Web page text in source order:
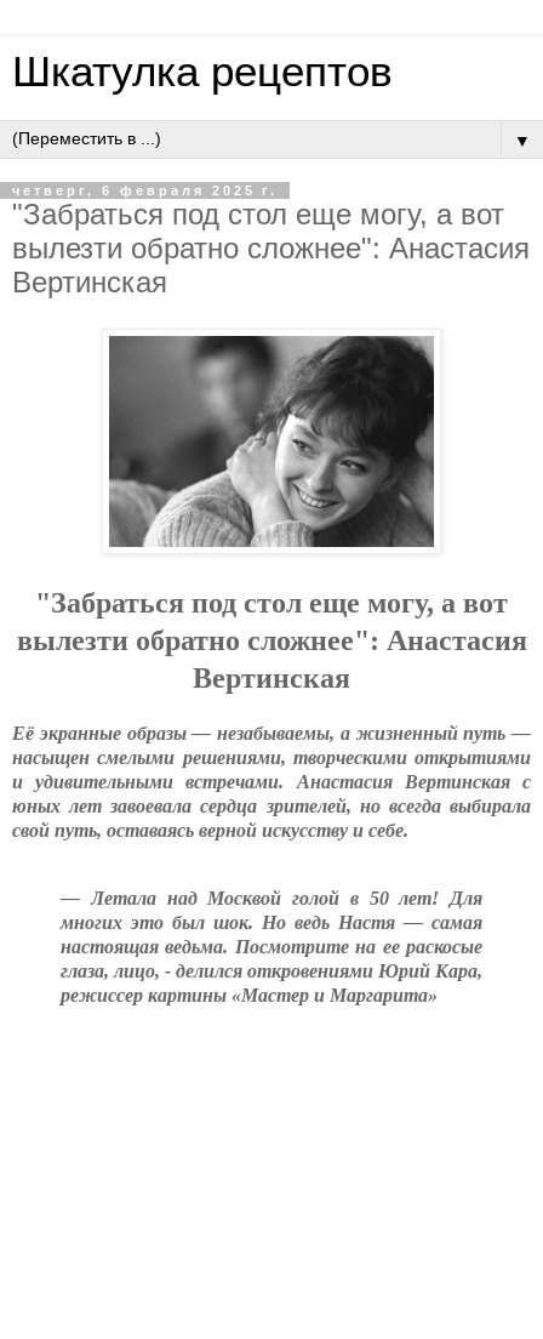
Шкатулка рецептов
▼
четверг, 6 февраля 2025 г.
"Забраться под стол еще могу, а вот
вылезти обратно сложнее": Анастасия
Вертинская
"Забраться под стол еще могу, а вот
вылезти обратно сложнее": Анастасия
Вертинская
Её экранные образы — незабываемы, а жизненный путь —
насыщен смелыми решениями, творческими открытиями
и удивительными встречами. Анастасия Вертинская с
юных лет завоевала сердца зрителей, но всегда выбирала
свой путь, оставаясь верной искусству и себе.
— Летала над Москвой голой в 50 лет! Для
многих это был шок. Но ведь Настя — самая
настоящая ведьма. Посмотрите на ее раскосые
глаза, лицо, - делился откровениями Юрий Кара,
режиссер картины «Мастер и Маргарита»